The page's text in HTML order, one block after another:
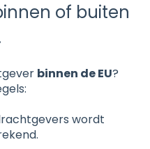
of buiten
binnen de EU?
wordt